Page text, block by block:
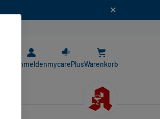
AnmeldenmycarePlusWarenkorb